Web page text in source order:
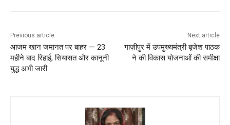
Previous article
आजम खान जमानत पर बाहर — 23
महीने बाद रिहाई, सियासत और कानूनी
युद्ध अभी जारी
Next article
गाज़ीपुर में उपमुख्यमंत्री बृजेश पाठक
ने की विकास योजनाओं की समीक्षा